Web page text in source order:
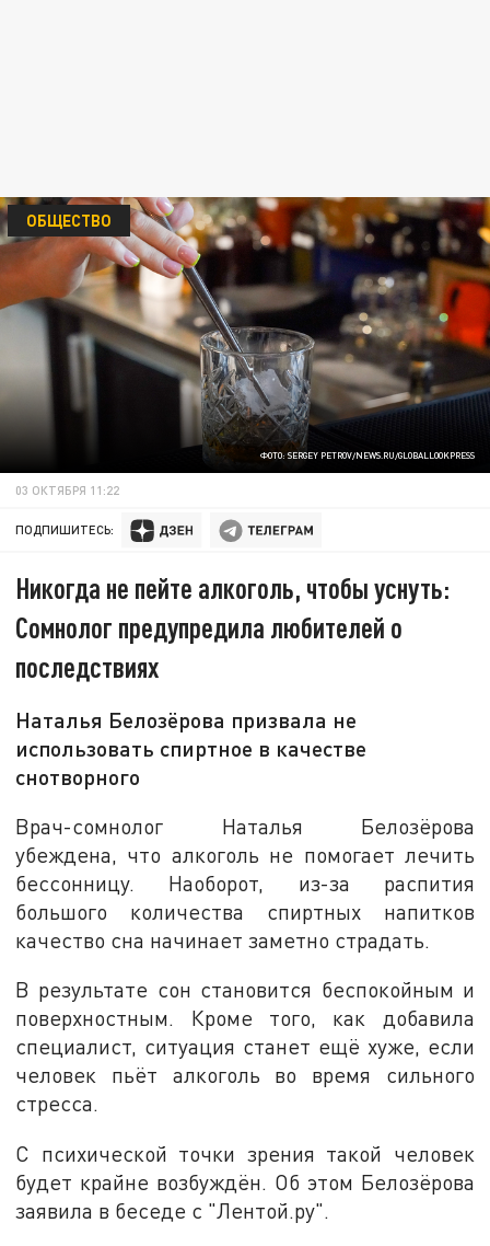
ФОТО: SERGEY PETROV/NEWS.RU/GLOBALLOOKPRESS
ОБЩЕСТВО
03 ОКТЯБРЯ 11:22
ПОДПИШИТЕСЬ:
Никогда не пейте алкоголь, чтобы уснуть:
Сомнолог предупредила любителей о
последствиях
Наталья Белозёрова призвала не
использовать спиртное в качестве
снотворного
Врач-сомнолог Наталья Белозёрова
убеждена, что алкоголь не помогает лечить
бессонницу. Наоборот, из-за распития
большого количества спиртных напитков
качество сна начинает заметно страдать.
В результате сон становится беспокойным и
поверхностным. Кроме того, как добавила
специалист, ситуация станет ещё хуже, если
человек пьёт алкоголь во время сильного
стресса.
С психической точки зрения такой человек
будет крайне возбуждён. Об этом Белозёрова
заявила в беседе с "Лентой.ру".